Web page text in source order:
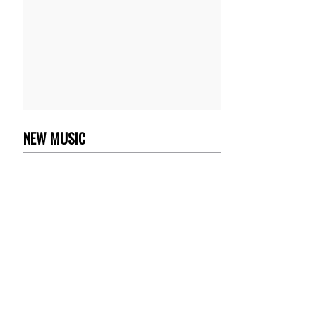
NEW MUSIC